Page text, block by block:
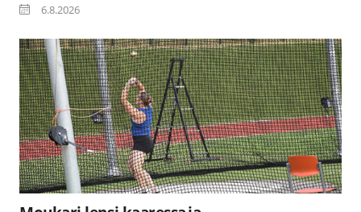
6.8.2026